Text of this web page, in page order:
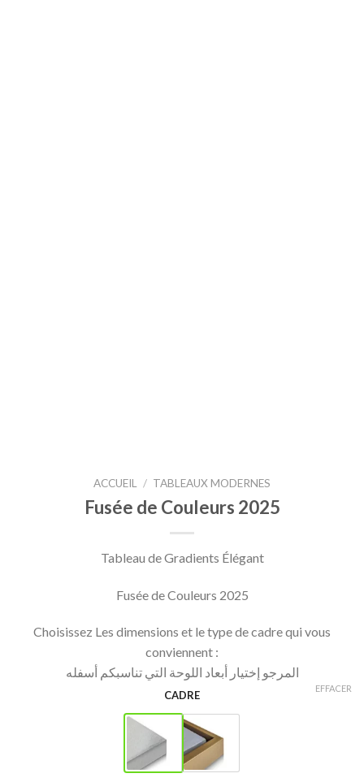
ACCUEIL / TABLEAUX MODERNES
Fusée de Couleurs 2025
Tableau de Gradients Élégant
Fusée de Couleurs 2025
Choisissez Les dimensions et le type de cadre qui vous
conviennent :
المرجو إختيار أبعاد اللوحة التي تناسبكم أسفله
CADRE EFFACER